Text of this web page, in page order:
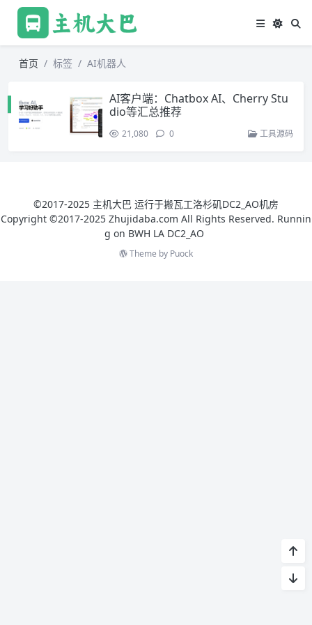
首页 标签 AI机器人
AI客户端：Chatbox AI、Cherry Stu
dio等汇总推荐
21,080 0 工具源码
©2017-2025 主机大巴 运行于搬瓦工洛杉矶DC2_AO机房
Copyright ©2017-2025 Zhujidaba.com All Rights Reserved. Runnin
g on BWH LA DC2_AO
Theme by Puock